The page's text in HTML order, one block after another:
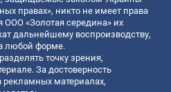
правах», никто не имеет права
«Золотая середина» их
дальнейшему воспроизводству,
любой форме.
точку зрения,
За достоверность
материалах,